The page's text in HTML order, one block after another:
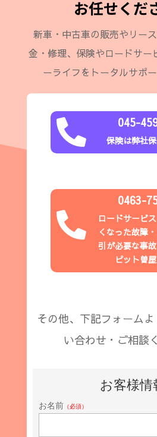
お任せくだ
新車・中古車の販売やリー
金・修理、保険やロードサー
ーライフをトータルサポ
 045-
保険は弊社

0463-
ロードサービ
くなった故障
引が必要な事
ピット曽
その他、下記フォーム
い合わせ・ご相談
お客様情
お名前（必須）